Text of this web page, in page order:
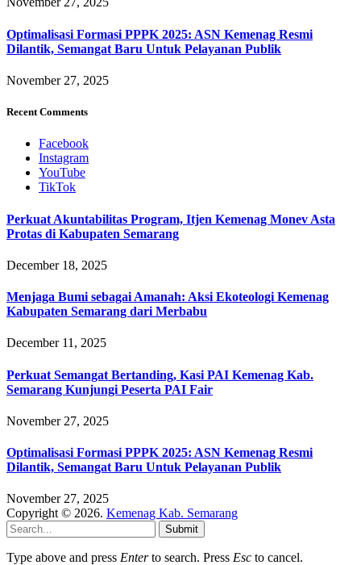
Optimalisasi Formasi PPPK 2025: ASN Kemenag Resmi
Dilantik, Semangat Baru Untuk Pelayanan Publik
November 27, 2025
Recent Comments
Facebook
Instagram
YouTube
TikTok
Perkuat Akuntabilitas Program, Itjen Kemenag Monev Asta
Protas di Kabupaten Semarang
December 18, 2025
Menjaga Bumi sebagai Amanah: Aksi Ekoteologi Kemenag
Kabupaten Semarang dari Merbabu
December 11, 2025
Perkuat Semangat Bertanding, Kasi PAI Kemenag Kab.
Semarang Kunjungi Peserta PAI Fair
November 27, 2025
Optimalisasi Formasi PPPK 2025: ASN Kemenag Resmi
Dilantik, Semangat Baru Untuk Pelayanan Publik
November 27, 2025
Copyright © 2026. Kemenag Kab. Semarang
Submit
Type above and press Enterto search. Press Esc to cancel.